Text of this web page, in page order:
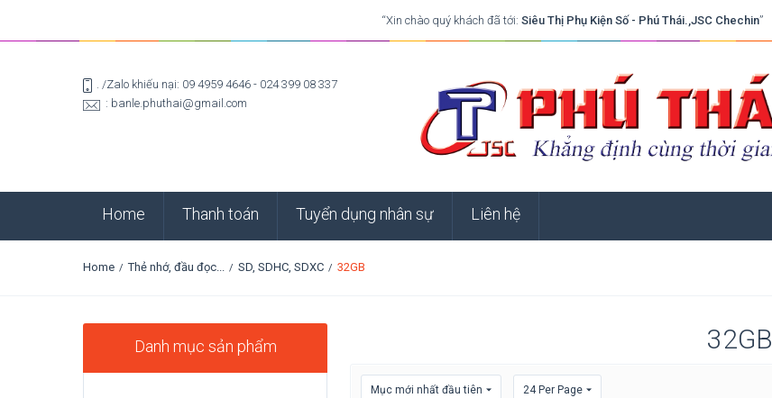
“Xin chào quý khách đã tới:Siêu Thị Phụ Kiện Số - Phú Thái.,JSC Chechin”
. /Zalo khiếu nại: 09 4959 4646 - 024 399 08 337
: banle.phuthai@gmail.com
Home Thanh toán Tuyển dụng nhân sự Liên hệ
Home / Thẻ nhớ, đầu đọc... / SD, SDHC, SDXC / 32GB
Danh mục sản phẩm 32GB
Mục mới nhất đầu tiên 24 Per Page